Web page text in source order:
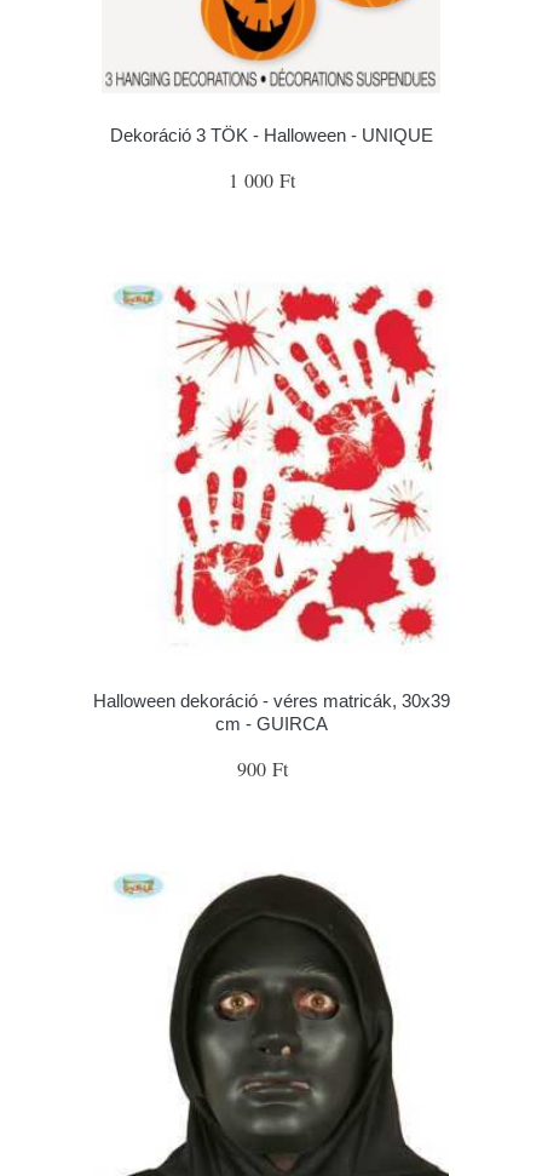
Dekoráció 3 TÖK - Halloween - UNIQUE
1 000 Ft
Halloween dekoráció - véres matricák, 30x39
cm - GUIRCA
900 Ft